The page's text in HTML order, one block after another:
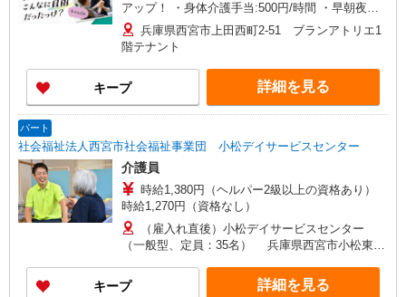
アップ！ ・身体介護手当:500円/時間 ・早朝夜間
深夜手当:300円/時間 （18:00〜翌07:59の時間
帯） ・ICT手当:2,000円/月 ・深夜割増は別途支給
・ケア→ケアの移動時間も賃金（時給）を支給 ※
給与幅は資格・経験等による
兵庫県西宮市上田西町2-51 ブランアトリエ1
階テナント
キープ 詳細を見る
パート
社会福祉法人西宮市社会福祉事業団 小松デイサービスセンター
介護員
時給1,380円（ヘルパー2級以上の資格あり）
時給1,270円（資格なし）
（雇入れ直後）小松デイサービスセンター
（一般型、定員：35名） 兵庫県西宮市小松東町
キープ 詳細を見る